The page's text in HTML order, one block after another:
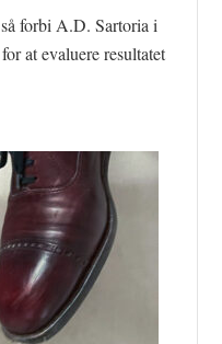
forbi A.D. Sartoria i
at evaluere resultatet